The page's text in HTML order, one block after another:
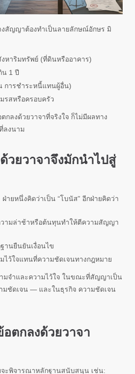
งสัญญาต้องทำเป็นลายลักษณ์อักษร มิ
หาริมทรัพย์ (ที่ดินหรืออาคาร)
น 1 ปี
การชำระหนี้แทนผู้อื่น)
รสหรือครอบครัว
ลงด้วยวาจาที่จริงใจ ก็ไม่มีผลทาง
ลงนาม
วยวาจาจึงมักนำไปสู่
ฝ่ายหนึ่งคิดว่าเป็น “โบนัส” อีกฝ่ายคิดว่า
ามล่าช้าหรือต้นทุนทำให้ตีความสัญญา
านยืนยันเงื่อนไข
ไว้ใจแทนที่ความชัดเจนทางกฎหมาย
มจำและความไว้ใจ ในขณะที่สัญญาเป็น
มชัดเจน — และในธุรกิจ ความชัดเจน
ตกลงด้วยวาจา
จะพิจารณาหลักฐานสนับสนุน เช่น: